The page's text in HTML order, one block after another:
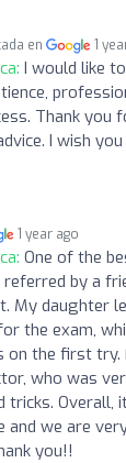
en 1
I would like
Thank you
I wish
1 year ago
One of the
by a
My daughter
the exam,
on the first try.
who was
tricks. Overall,
and we are
you!!